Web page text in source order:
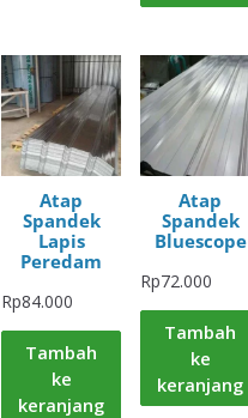
Atap
Spandek
Lapis
Peredam
Rp84.000
Tambah
ke
keranjang
Atap
Spandek
Bluescope
Rp72.000
Tambah
ke
keranjang